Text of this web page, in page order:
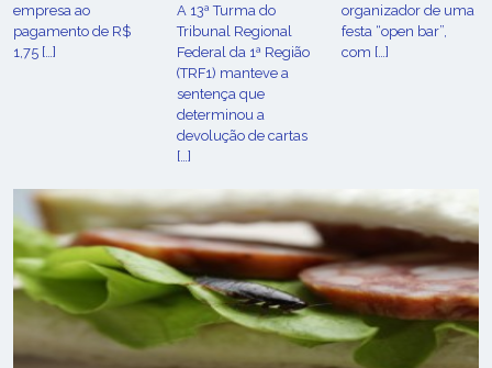
empresa ao
pagamento de R$
1,75 […]
A 13ª Turma do
Tribunal Regional
Federal da 1ª Região
(TRF1) manteve a
sentença que
determinou a
devolução de cartas
[…]
organizador de uma
festa “open bar”,
com […]